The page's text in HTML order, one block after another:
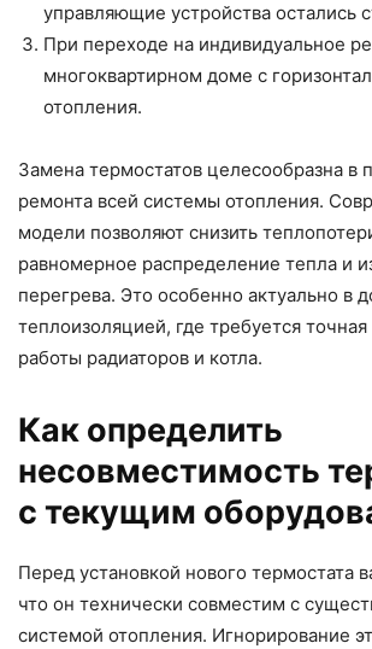
управляющие устройства остались
При переходе на индивидуальное
многоквартирном доме с
отопления.
Замена термостатов целесообразна в
ремонта всей системы отопления.
модели позволяют снизить
равномерное распределение тепла и
перегрева. Это особенно актуально в
теплоизоляцией, где требуется
работы радиаторов и котла.
Как определить
несовместимость
с текущим
Перед установкой нового термостата
что он технически совместим с
системой отопления. Игнорирование